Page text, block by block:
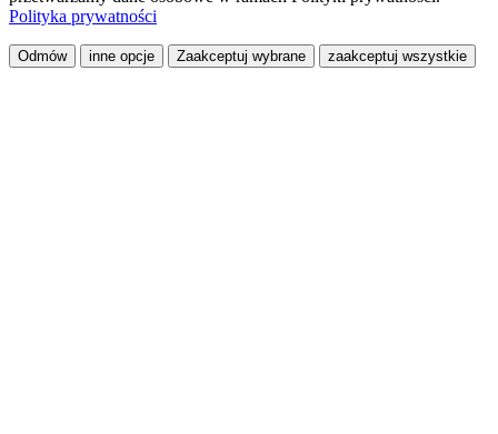
Polityka prywatności
Odmów inne opcje Zaakceptuj wybrane zaakceptuj wszystkie